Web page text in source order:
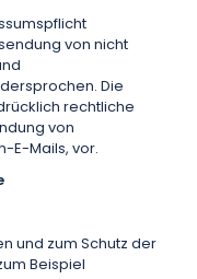
von nicht
Die
rechtliche
von
E-Mails, vor.
und zum Schutz der
Beispiel